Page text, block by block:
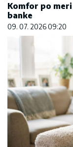
Komfor po
banke
09. 07. 2026 09:20